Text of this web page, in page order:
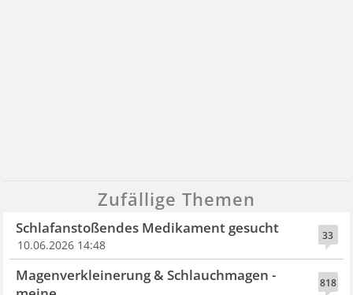
Zufällige Themen
33
Schlafanstoßendes Medikament gesucht
10.06.2026 14:48
818
Magenverkleinerung & Schlauchmagen -